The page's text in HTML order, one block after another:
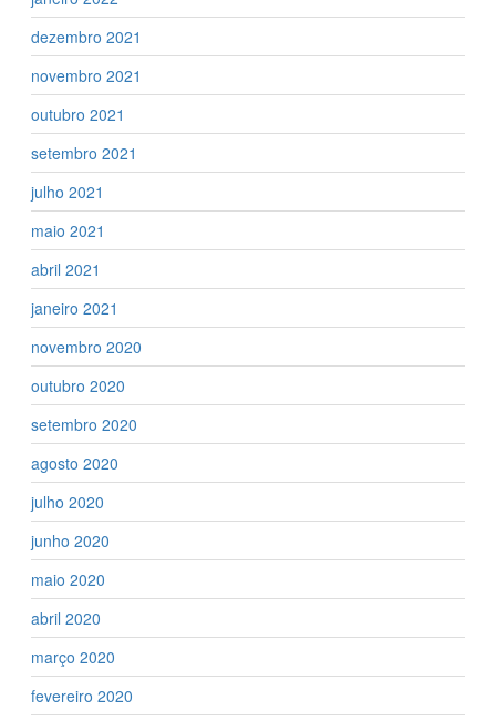
dezembro 2021
novembro 2021
outubro 2021
setembro 2021
julho 2021
maio 2021
abril 2021
janeiro 2021
novembro 2020
outubro 2020
setembro 2020
agosto 2020
julho 2020
junho 2020
maio 2020
abril 2020
março 2020
fevereiro 2020